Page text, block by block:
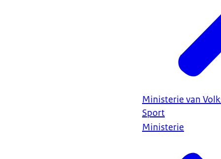
Ministerie van
Sport
Ministerie